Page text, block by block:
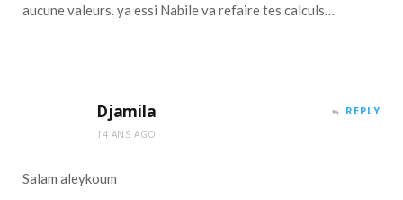
aucune valeurs. ya essi Nabile va refaire tes calculs…
Djamila
14 ANS AGO
REPLY
Salam aleykoum